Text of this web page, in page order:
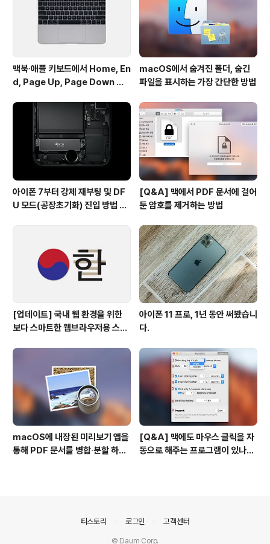
플 앱스토어 등록 페이지에만 노출되며, 한국에 어플을 서
비스할 예정인 해외 개발자의 경우에는 실명, 주소 ..
맥북∙애플 키보드에서 Home, En
d, Page Up, Page Down 키
macOS에서 숨겨진 폴더, 숨긴
파일을 표시하는 가장 간단한 방법
아이폰 7부터 강제 재부팅 및 DF
U 모드(공장초기화) 진입 방법 변
[Q&A] 맥에서 PDF 문서에 걸어
둔 암호를 제거하는 방법
[업데이트] 국내 웹 환경을 위한
보다 스마트한 웹브라우저용 스타
아이폰 11 프로, 1년 동안 써봤습니
다.
macOS에 내장된 미리보기 앱을
통해 PDF 문서를 병합∙분할 하는
[Q&A] 맥에도 마우스 클릭을 자
동으로 해주는 프로그램이 있나
티스토리 로그인 고객센터
© Daum Corp.